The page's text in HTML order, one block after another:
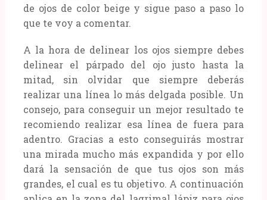
de ojos de color beige y sigue paso a paso lo
que te voy a comentar.
A la hora de delinear los ojos siempre debes
delinear el párpado del ojo justo hasta la
mitad, sin olvidar que siempre deberás
realizar una línea lo más delgada posible. Un
consejo, para conseguir un mejor resultado te
recomiendo realizar esa línea de fuera para
adentro. Gracias a esto conseguirás mostrar
una mirada mucho más expandida y por ello
dará la sensación de que tus ojos son más
grandes, el cual es tu objetivo. A continuación